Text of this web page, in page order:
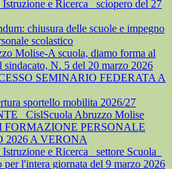
e Ricerca_ sciopero del 27
chiusura delle scuole e impegno
scolastico
Molise-A scuola, diamo forma al
N. 5 del 20 marzo 2026
SEMINARIO FEDERATA A
sportello mobilita 2026/27
CislScuola Abruzzo Molise
FORMAZIONE PERSONALE
2026 A VERONA
e Ricerca_ settore Scuola_
per l'intera giornata del 9 marzo 2026